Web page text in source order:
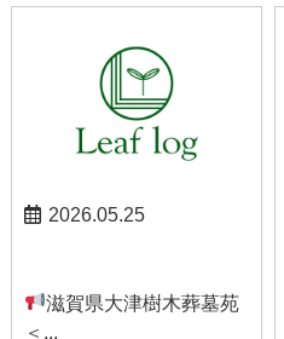
2026.05.25
滋賀県大津樹木葬墓苑
＜...